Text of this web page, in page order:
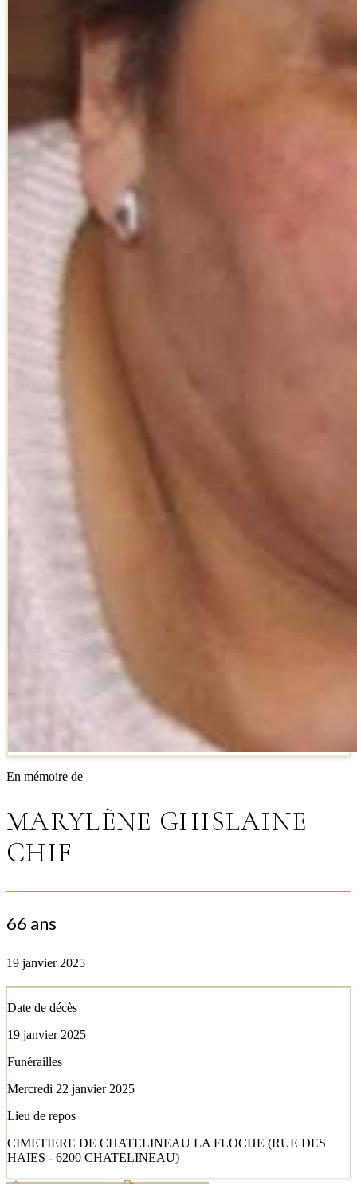
En mémoire de
MARYLÈNE GHISLAINE
CHIF
66 ans
19 janvier 2025
Date de décès
19 janvier 2025
Funérailles
Mercredi 22 janvier 2025
Lieu de repos
CIMETIERE DE CHATELINEAU LA FLOCHE (RUE DES
HAIES - 6200 CHATELINEAU)